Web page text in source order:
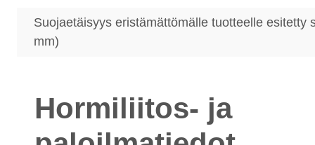
Suojaetäisyys eristämättömälle tuotteelle esitetty
mm)
Hormiliitos- ja